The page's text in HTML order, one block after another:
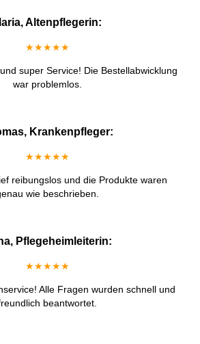
Altenpflegerin:
★★★★★
super Service! Die Bestellabwicklung
war problemlos.
Krankenpfleger:
★★★★★
reibungslos und die Produkte waren
wie beschrieben.
Pflegeheimleiterin:
★★★★★
Alle Fragen wurden schnell und
beantwortet.